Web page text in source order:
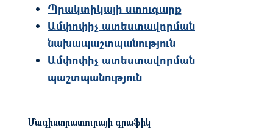
Պրակտիկայի ստուգարք
Ամփոփիչ ատեստավորման
նախապաշտպանություն
Ամփոփիչ ատեստավորման
պաշտպանություն
Մագիստրատուրայի գրաֆիկ